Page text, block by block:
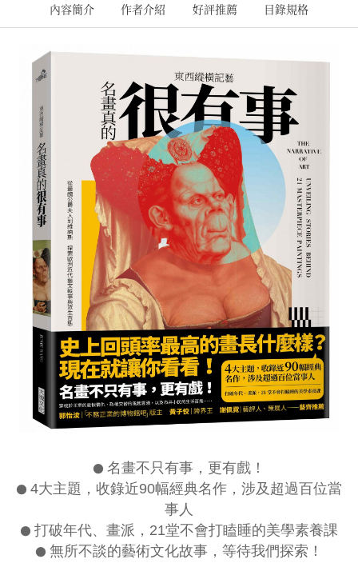
內容簡介 作者介紹 好評推薦 目錄規格
● 名畫不只有事，更有戲！
● 4大主題，收錄近90幅經典名作，涉及超過百位當
事人
● 打破年代、畫派，21堂不會打瞌睡的美學素養課
● 無所不談的藝術文化故事，等待我們探索！